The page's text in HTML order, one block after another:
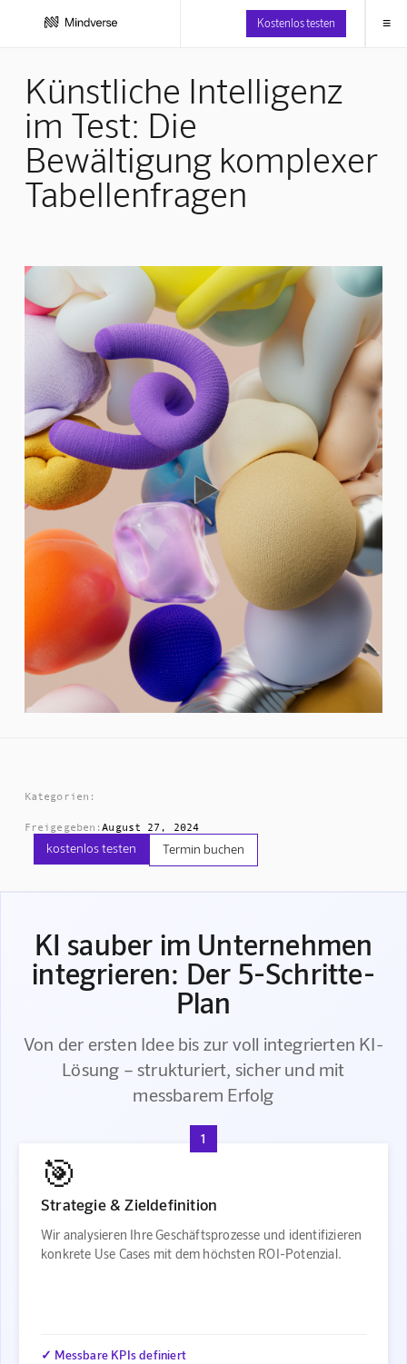
Kostenlos testen ≡
Künstliche Intelligenz
im Test: Die
Bewältigung komplexer
Tabellenfragen
Kategorien:
Freigegeben:August 27, 2024
kostenlos testen Termin buchen
KI sauber im Unternehmen
integrieren: Der 5-Schritte-
Plan
Von der ersten Idee bis zur voll integrierten KI-
Lösung – strukturiert, sicher und mit
messbarem Erfolg
1
🎯
Strategie & Zieldefinition
Wir analysieren Ihre Geschäftsprozesse und identifizieren
konkrete Use Cases mit dem höchsten ROI-Potenzial.
✓ Messbare KPIs definiert